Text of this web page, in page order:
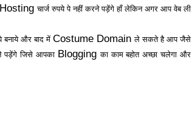
Hostingचार्ज रुपये पे नहीं करने पड़ेंगे हाँ लेकिन अगर आप वेब ली
बनाये और बाद में Costume Domainले सकते है आप जैसे
पड़ेंगे जिसे आपका Bloggingका काम बहोत अच्छा चलेगा और